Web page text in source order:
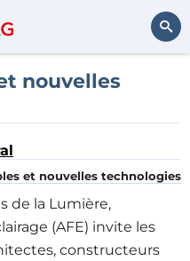
Rechercher
nouvelles
et nouvelles technologies
de la Lumière,
(AFE) invite les
constructeurs